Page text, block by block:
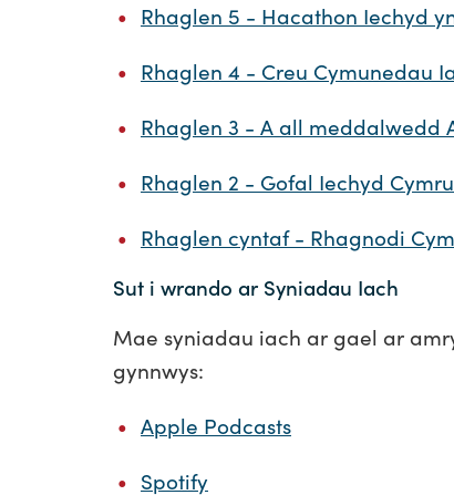
Rhaglen 5 - Hacathon Iechyd
Rhaglen 4 - Creu Cymunedau
Rhaglen 3 - A all meddalwedd
Rhaglen 2 - Gofal Iechyd
Rhaglen cyntaf - Rhagnodi
Sut i wrando ar Syniadau Iach
Mae syniadau iach ar gael ar
gynnwys:
Apple Podcasts
Spotify